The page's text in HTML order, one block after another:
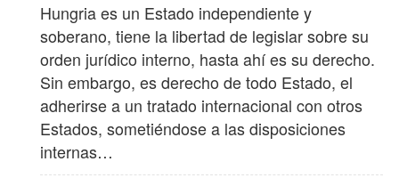
Hungria es un Estado independiente y
soberano, tiene la libertad de legislar sobre su
orden jurídico interno, hasta ahí es su derecho.
Sin embargo, es derecho de todo Estado, el
adherirse a un tratado internacional con otros
Estados, sometiéndose a las disposiciones
internas…